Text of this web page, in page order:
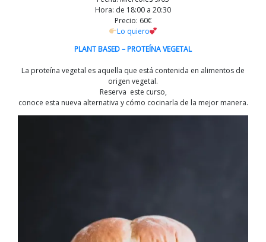
Hora: de 18:00 a 20:30
Precio: 60€
Lo quiero
PLANT BASED – PROTEÍNA VEGETAL
La proteína vegetal es aquella que está contenida en alimentos de
origen vegetal.
Reserva este curso,
conoce esta nueva alternativa y cómo cocinarla de la mejor manera.